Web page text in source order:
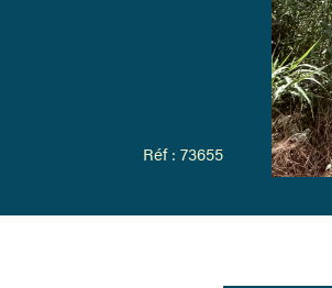
Réf : 73655